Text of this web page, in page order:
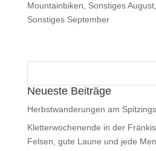
Mountainbiken
Sonstiges August,
Sonstiges September
Neueste Beiträge
Herbstwanderungen am
Kletterwochenende in der
Felsen, gute Laune und jede